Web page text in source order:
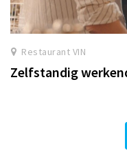
Restaurant VIN
Zelfstandig